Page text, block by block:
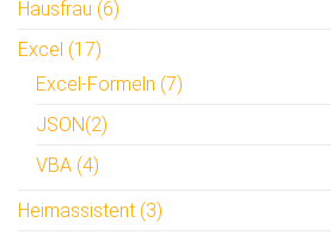
Hausfrau (6)
Excel (17)
Excel-Formeln (7)
JSON(2)
VBA (4)
Heimassistent (3)